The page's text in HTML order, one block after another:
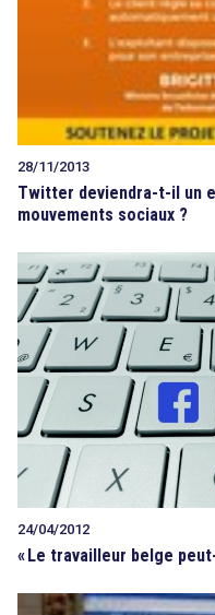
28/11/2013
Twitter deviendra-t-il un
mouvements sociaux ?
24/04/2012
«Le travailleur belge